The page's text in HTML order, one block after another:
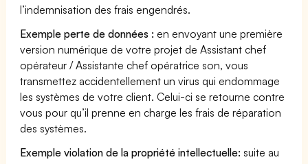
l’indemnisation des frais engendrés.
Exemple perte de données : en envoyant une première
version numérique de votre projet de Assistant chef
opérateur / Assistante chef opératrice son, vous
transmettez accidentellement un virus qui endommage
les systèmes de votre client. Celui-ci se retourne contre
vous pour qu’il prenne en charge les frais de réparation
des systèmes.
Exemple violation de la propriété intellectuelle: suite au